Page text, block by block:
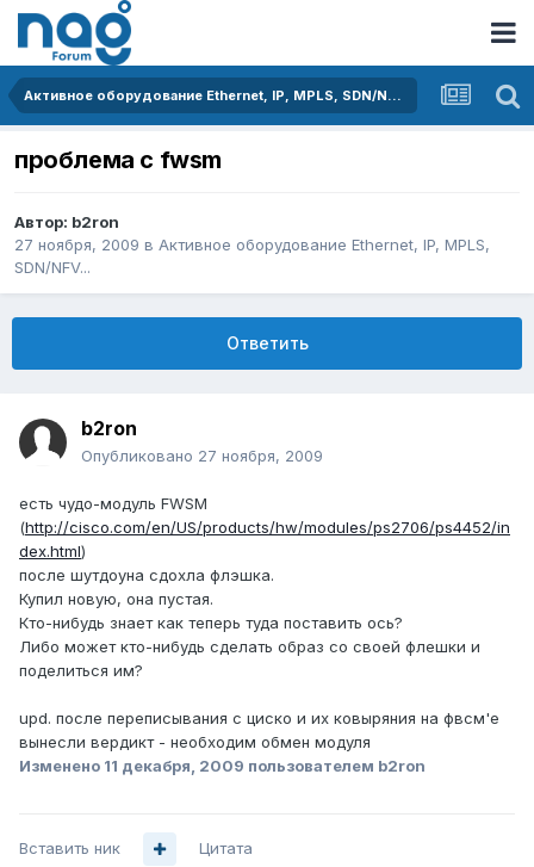
Активное оборудование Ethernet, IP, MPLS, SDN/NFV...
проблема с fwsm
Автор: b2ron
27 ноября, 2009 в Активное оборудование Ethernet, IP, MPLS,
SDN/NFV...
Ответить
b2ron
Опубликовано 27 ноября, 2009
есть чудо-модуль FWSM
(http://cisco.com/en/US/products/hw/modules/ps2706/ps4452/in
dex.html)
после шутдоуна сдохла флэшка.
Купил новую, она пустая.
Кто-нибудь знает как теперь туда поставить ось?
Либо может кто-нибудь сделать образ со своей флешки и
поделиться им?
upd. после переписывания с циско и их ковыряния на фвсм'е
вынесли вердикт - необходим обмен модуля
Изменено 11 декабря, 2009 пользователем b2ron
Вставить ник Цитата